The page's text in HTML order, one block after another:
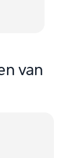
van